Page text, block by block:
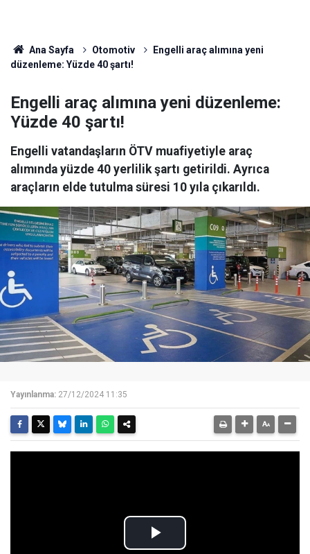
Ana Sayfa Otomotiv
Engelli araç alımına yeni
düzenleme: Yüzde 40 şartı!
Engelli araç alımına yeni düzenleme:
Yüzde 40 şartı!
Engelli vatandaşların ÖTV muafiyetiyle araç
alımında yüzde 40 yerlilik şartı getirildi. Ayrıca
araçların elde tutulma süresi 10 yıla çıkarıldı.
Yayınlanma: 27/12/2024 11:35